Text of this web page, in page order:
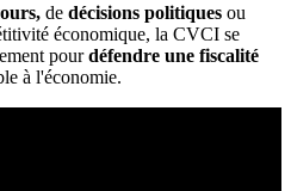
de décisions politiques ou
économique, la CVCI se
pourdéfendre une fiscalité
à l'économie.